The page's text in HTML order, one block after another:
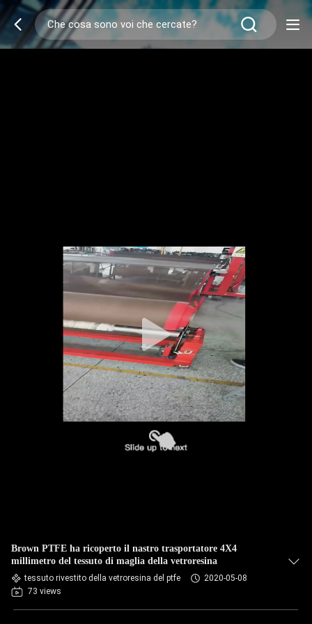
Brown PTFE ha ricoperto il nastro trasportatore 4X4
millimetro del tessuto di maglia della vetroresina
tessuto rivestito della vetroresina del ptfe
2020-05-08
73 views